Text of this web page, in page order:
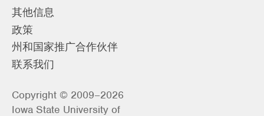
其他信息
政策
州和国家推广合作伙伴
联系我们
Copyright © 2009–2026
Iowa State University of